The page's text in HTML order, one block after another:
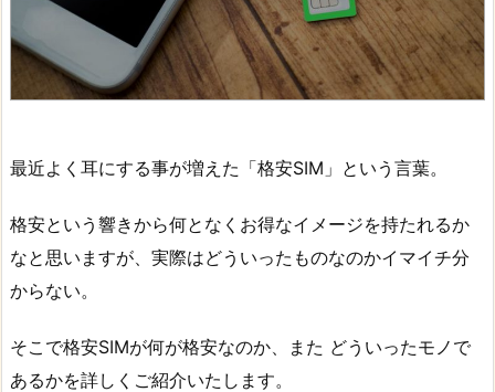
最近よく耳にする事が増えた「格安SIM」という言葉。
格安という響きから何となくお得なイメージを持たれるか
なと思いますが、実際はどういったものなのかイマイチ分
からない。
そこで格安SIMが何が格安なのか、また どういったモノで
あるかを詳しくご紹介いたします。